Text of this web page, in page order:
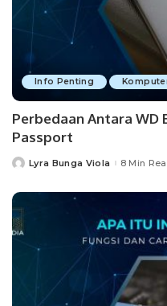
Info Penting
Perbedaan Antara WD
Passport
PostedLyra Bunga Viola 8 Min